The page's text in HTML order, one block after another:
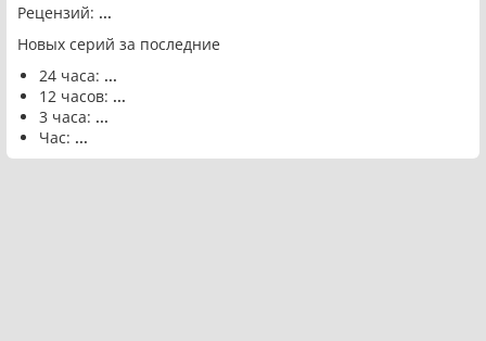
Рецензий: ...
Новых серий за последние
24 часа: ...
12 часов: ...
3 часа: ...
Час: ...